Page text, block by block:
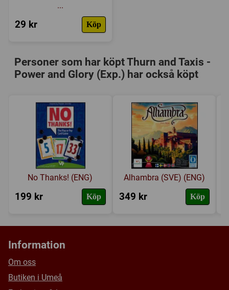
...
29 kr Köp
Personer som har köpt Thurn and Taxis -
Power and Glory (Exp.) har också köpt
No Thanks! (ENG)
199 kr Köp
Alhambra (SVE) (ENG)
349 kr Köp
Information
Om oss
Butiken i Umeå